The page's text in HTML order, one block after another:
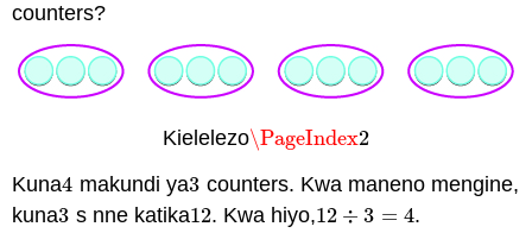
counters?
Kielelezo\PageIndex2
\PageIndex2
Kuna4
4 makundi ya3
3 counters. Kwa maneno mengine,
kuna3
3 s nne katika12
12. Kwa hiyo,12 ÷ 3 = 4
12 ÷3= 4 .